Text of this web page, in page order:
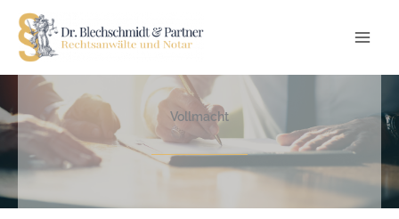
Inhalt
springen
Vollmacht